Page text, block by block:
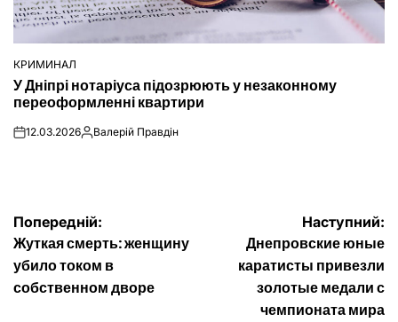
ОПУБЛІКУВАТИ
У
КРИМИНАЛ
У Дніпрі нотаріуса підозрюють у незаконному
переоформленні квартири
on12.03.2026Опубліковано
Валерій Правдін
Навігація
записів
Попередній:
Жуткая смерть: женщину
убило током в
собственном дворе
Наступний:
Днепровские юные
каратисты привезли
золотые медали с
чемпионата мира